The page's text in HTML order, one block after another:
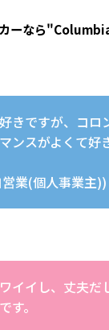
ーなら
きですが、コロ
ンスがよくて好
業(個人事業主))
イイし、丈夫だ
す。